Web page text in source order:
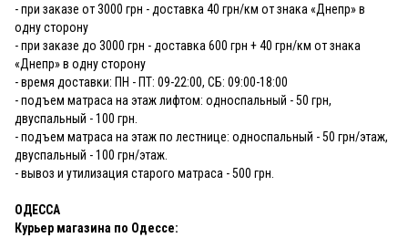
- при заказе от 3000 грн - доставка 40 грн/км от знака «Днепр» в
одну сторону
- при заказе до 3000 грн - доставка 600 грн + 40 грн/км от знака
«Днепр» в одну сторону
- время доставки: ПН - ПТ: 09-22:00, СБ: 09:00-18:00
- подъем матраса на этаж лифтом: односпальный - 50 грн,
двуспальный - 100 грн.
- подъем матраса на этаж по лестнице: односпальный - 50 грн/этаж,
двуспальный - 100 грн/этаж.
- вывоз и утилизация старого матраса - 500 грн.
ОДЕССА
Курьер магазина по Одессе: